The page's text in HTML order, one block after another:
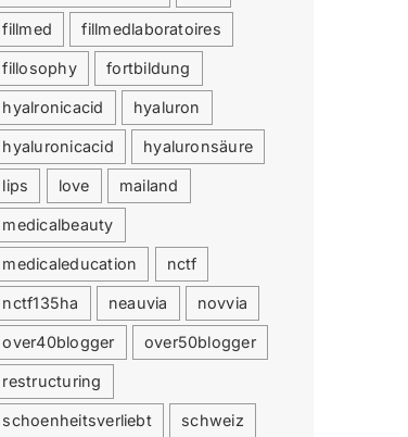
fillmed fillmedlaboratoires
fillosophy fortbildung
hyalronicacid hyaluron
hyaluronicacid hyaluronsäure
lips love mailand
medicalbeauty
medicaleducation nctf
nctf135ha neauvia novvia
over40blogger over50blogger
restructuring
schoenheitsverliebt schweiz